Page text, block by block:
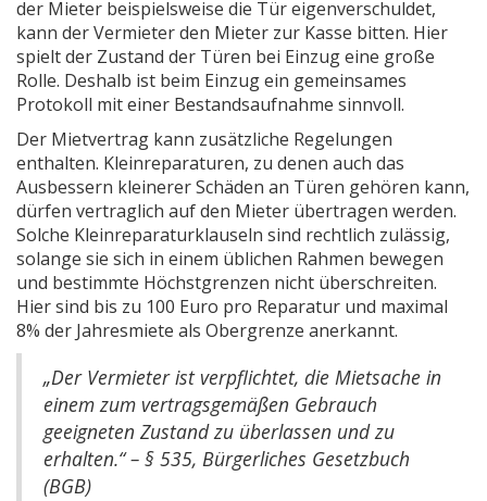
der Mieter beispielsweise die Tür eigenverschuldet,
kann der Vermieter den Mieter zur Kasse bitten. Hier
spielt der Zustand der Türen bei Einzug eine große
Rolle. Deshalb ist beim Einzug ein gemeinsames
Protokoll mit einer Bestandsaufnahme sinnvoll.
Der Mietvertrag kann zusätzliche Regelungen
enthalten. Kleinreparaturen, zu denen auch das
Ausbessern kleinerer Schäden an Türen gehören kann,
dürfen vertraglich auf den Mieter übertragen werden.
Solche Kleinreparaturklauseln sind rechtlich zulässig,
solange sie sich in einem üblichen Rahmen bewegen
und bestimmte Höchstgrenzen nicht überschreiten.
Hier sind bis zu 100 Euro pro Reparatur und maximal
8% der Jahresmiete als Obergrenze anerkannt.
„Der Vermieter ist verpflichtet, die Mietsache in
einem zum vertragsgemäßen Gebrauch
geeigneten Zustand zu überlassen und zu
erhalten.“ – § 535, Bürgerliches Gesetzbuch
(BGB)